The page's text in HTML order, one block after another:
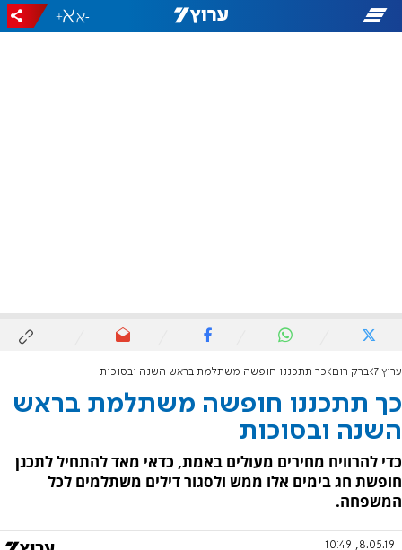
-
+
ערוץ 7 ברק רום כך תתכננו חופשה משתלמת בראש השנה ובסוכות
כך תתכננו חופשה משתלמת בראש
השנה ובסוכות
כדי להרוויח מחירים מעולים באמת, כדאי מאד להתחיל לתכנן
חופשת חג בימים אלו ממש ולסגור דילים משתלמים לכל
המשפחה.
8.05.19, 10:49